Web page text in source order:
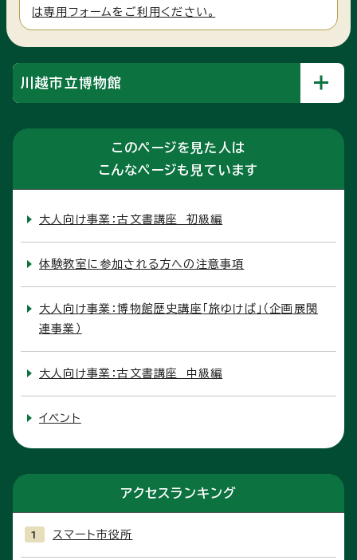
は専用フォームをご利用ください。
川越市立博物館
このページを見た人は
こんなページも見ています
大人向け事業：古文書講座 初級編
体験教室に参加される方への注意事項
大人向け事業：博物館歴史講座「旅ゆけば」（企画展関
連事業）
大人向け事業：古文書講座 中級編
イベント
アクセスランキング
スマート市役所